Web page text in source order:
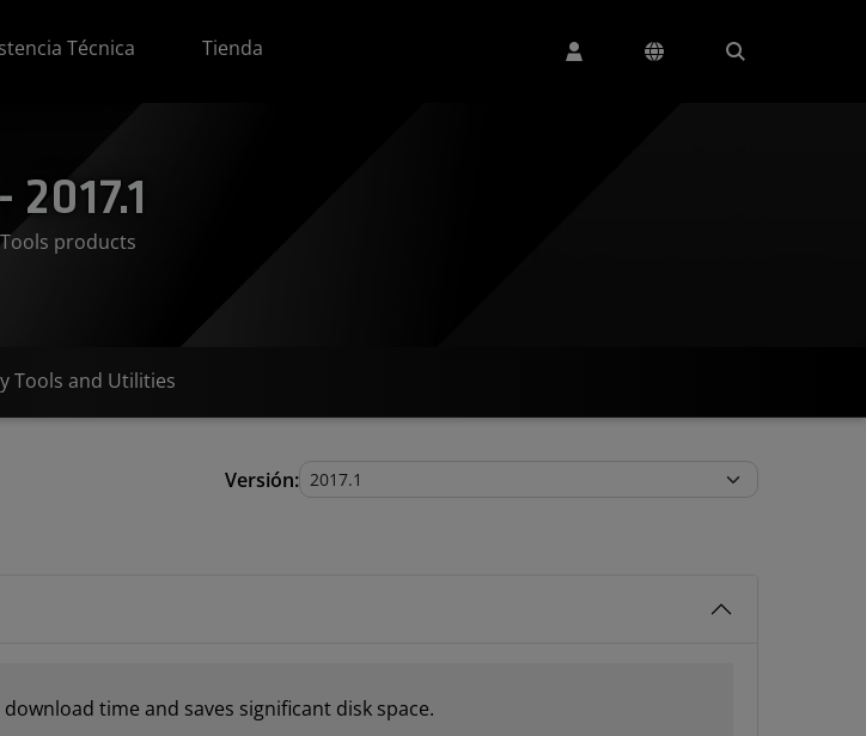
Técnica Tienda
products
Tools and Utilities
Versión:
time and saves significant disk space.